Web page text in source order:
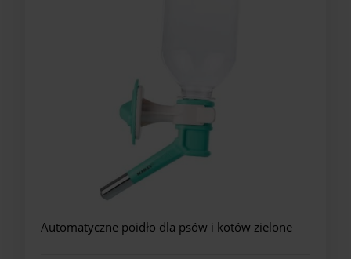
Automatyczne poidło dla psów i kotów zielone